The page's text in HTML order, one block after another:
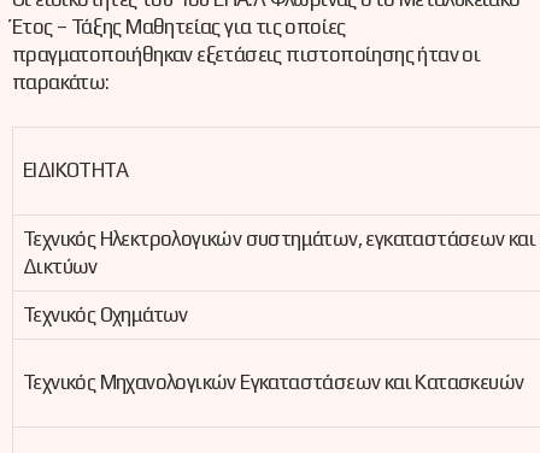
Έτος – Τάξης Μαθητείας για τις οποίες
πραγματοποιήθηκαν εξετάσεις πιστοποίησης ήταν οι
παρακάτω:
ΕΙΔΙΚΟΤΗΤΑ
Τεχνικός Ηλεκτρολογικών συστημάτων, εγκαταστάσεων και
Δικτύων
Τεχνικός Οχημάτων
Τεχνικός Μηχανολογικών Εγκαταστάσεων και Κατασκευών